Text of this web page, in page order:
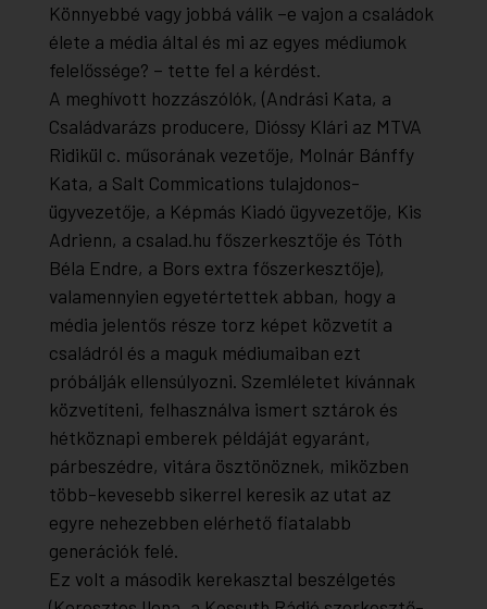
Könnyebbé vagy jobbá válik –e vajon a családok
élete a média által és mi az egyes médiumok
felelőssége? – tette fel a kérdést.
A meghívott hozzászólók, (Andrási Kata, a
Családvarázs producere, Dióssy Klári az MTVA
Ridikül c. műsorának vezetője, Molnár Bánffy
Kata, a Salt Commications tulajdonos-
ügyvezetője, a Képmás Kiadó ügyvezetője, Kis
Adrienn, a csalad.hu főszerkesztője és Tóth
Béla Endre, a Bors extra főszerkesztője),
valamennyien egyetértettek abban, hogy a
média jelentős része torz képet közvetít a
családról és a maguk médiumaiban ezt
próbálják ellensúlyozni. Szemléletet kívánnak
közvetíteni, felhasználva ismert sztárok és
hétköznapi emberek példáját egyaránt,
párbeszédre, vitára ösztönöznek, miközben
több-kevesebb sikerrel keresik az utat az
egyre nehezebben elérhető fiatalabb
generációk felé.
Ez volt a második kerekasztal beszélgetés